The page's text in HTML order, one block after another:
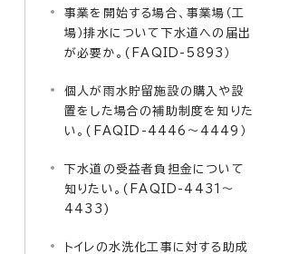
事業を開始する場合、事業場（工
場）排水について下水道への届出
が必要か。(FAQID-5893）
個人が雨水貯留施設の購入や設
置をした場合の補助制度を知りた
い。(FAQID-4446～4449）
下水道の受益者負担金について
知りたい。(FAQID-4431～
4433)
トイレの水洗化工事に対する助成